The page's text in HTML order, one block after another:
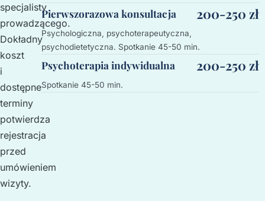
specjalisty
prowadzącego.
Dokładny
koszt
i
dostępne
terminy
potwierdza
rejestracja
przed
umówieniem
wizyty.
Pierwszorazowa konsultacja 200-250 zł
Psychologiczna, psychoterapeutyczna,
psychodietetyczna. Spotkanie 45-50 min.
Psychoterapia indywidualna 200-250 zł
Spotkanie 45-50 min.